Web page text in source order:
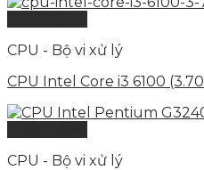
CPU - Bộ vi xử lý
CPU Intel Core i3 6100
CPU - Bộ vi xử lý